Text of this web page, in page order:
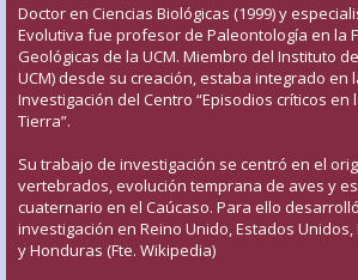
Doctor en Ciencias Biológicas (1999) y
Evolutiva fue profesor de Paleontología en la
Geológicas de la UCM. Miembro del Instituto
UCM) desde su creación, estaba integrado en
Investigación del Centro “Episodios críticos en
Tierra”.
Su trabajo de investigación se centró en el
vertebrados, evolución temprana de aves y
cuaternario en el Caúcaso. Para ello
investigación en Reino Unido, Estados Unidos,
y Honduras (Fte. Wikipedia)